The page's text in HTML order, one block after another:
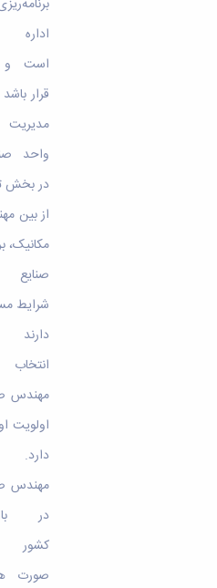
اداره‌
است‌ و
قرار
واحد
در بخش
از بین‌
مکانیک‌،
شرایط‌
دارند
مهندس‌
اولویت‌
دارد.
مهندس
در
کشور
صورت